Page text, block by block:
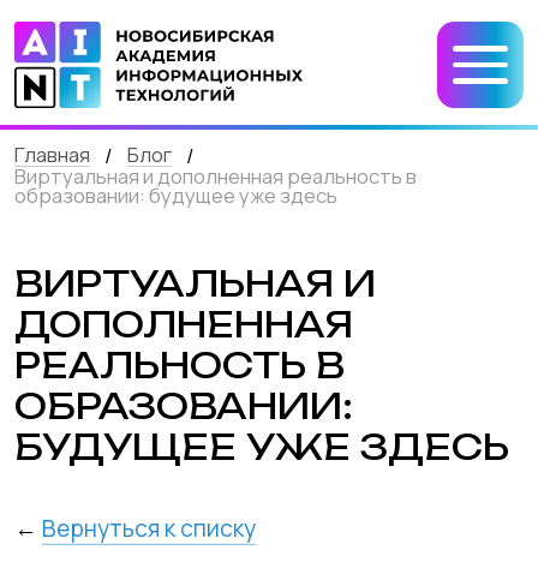
Главная / Блог /
Виртуальная и дополненная реальность в
образовании: будущее уже здесь
ДОПОЛНЕННАЯ
РЕАЛЬНОСТЬ В
ОБРАЗОВАНИИ:
БУДУЩЕЕ УЖЕ ЗДЕСЬ
←Вернуться к списку
виртуальной (VR) и дополненной